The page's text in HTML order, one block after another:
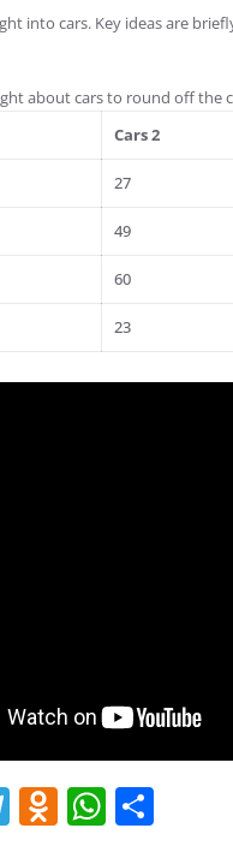
into cars. Key ideas are
about cars to round off the
Cars 2
27
49
60
23
Telegram